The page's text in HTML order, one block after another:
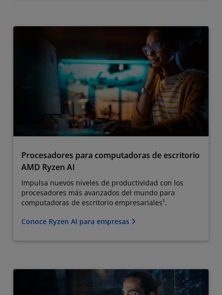
Procesadores para computadoras de escritorio
AMD Ryzen AI
Impulsa nuevos niveles de productividad con los
procesadores más avanzados del mundo para
computadoras de escritorio empresariales¹.
Conoce Ryzen AI para empresas